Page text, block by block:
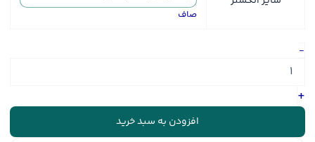
صاف
-
نگین
دار
نقره
زنانه
حلقه
+
افزودن به سبد خرید